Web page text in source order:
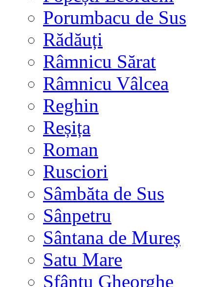
Porumbacu de Sus
Rădăuți
Râmnicu Sărat
Râmnicu Vâlcea
Reghin
Reșița
Roman
Rusciori
Sâmbăta de Sus
Sânpetru
Sântana de Mureș
Satu Mare
Sfântu Gheorghe